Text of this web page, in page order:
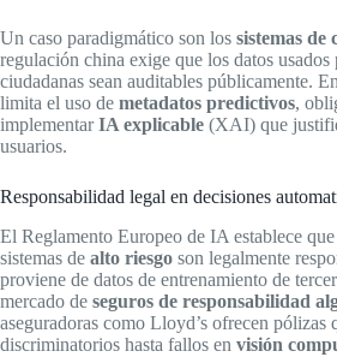
Un caso paradigmático son los sistemas de
regulación china exige que los datos usados
ciudadanas sean auditables públicamente.
limita el uso de metadatos predictivos,
implementarIA explicable (XAI) que
usuarios.
Responsabilidad legal en decisiones
El Reglamento Europeo de IA establece
sistemas de alto riesgo son legalmente
proviene de datos de entrenamiento de
mercado de seguros de responsabilidad
aseguradoras como Lloyd’s ofrecen pólizas
discriminatorios hasta fallos en visión